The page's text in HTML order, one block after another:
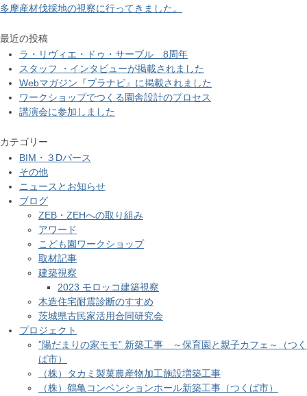
多摩産材伐採地の視察に行ってきました。
最近の投稿
ラ・リヴィエ・ドゥ・サーブル 8周年
スタッフ ・インタビューが掲載されました
Webマガジン『プラナビ』に掲載されました
ワークショップでつくる園舎設計のプロセス
講演会に参加しました
カテゴリー
BIM・３Dパース
その他
ニュースとお知らせ
ブログ
ZEB・ZEHへの取り組み
アワード
こども園ワークショップ
取材記事
建築視察
2023 モロッコ建築視察
木造住宅耐震診断のすすめ
茨城県古民家活用合同研究会
プロジェクト
”陽だまりの家モモ” 新築工事 ～保育園と親子カフェ～（つく
ば市）
（株）タカミ製菓農産物加工施設増築工事
（株）鶴亀コンベンションホール新築工事（つくば市）